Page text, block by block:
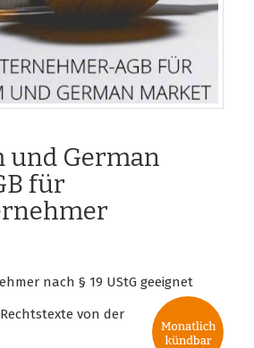
und German
für
nach § 19 UStG geeignet
von der